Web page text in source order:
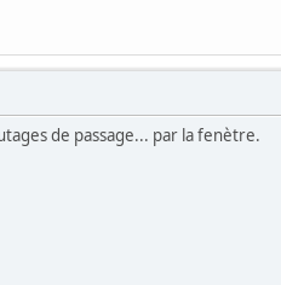
de passage... par la fenètre.